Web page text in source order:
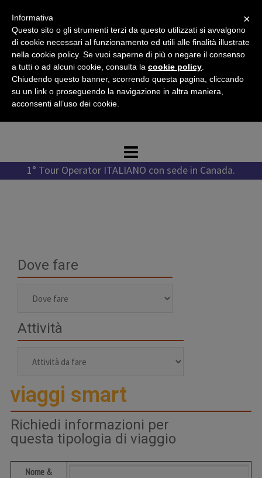
contenuto
Tel. +1 778 987 1796
Tel. +39 351 776 7276
WhatsApp +1 778 987 1796
1° Tour Operator ITALIANO con sede in Canada.
Dove fare
Attività
viaggi smart
Richiedi informazioni per
questa tipologia di viaggio
Nome &
×
Informativa
Questo sito o gli strumenti terzi da questo utilizzati si avvalgono
di cookie necessari al funzionamento ed utili alle finalità illustrate
nella cookie policy. Se vuoi saperne di più o negare il consenso
a tutti o ad alcuni cookie, consulta la cookie policy
Chiudendo questo banner, scorrendo questa pagina, cliccando
su un link o proseguendo la navigazione in altra maniera,
acconsenti all’uso dei cookie.